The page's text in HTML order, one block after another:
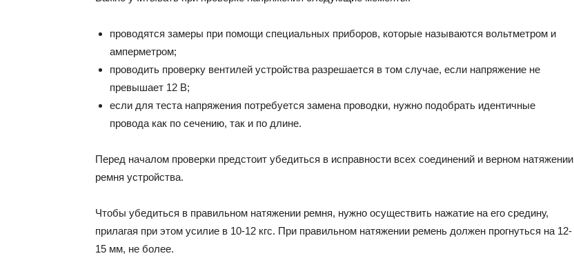
проводятся замеры при помощи специальных приборов, которые называются вольтметром и
амперметром;
проводить проверку вентилей устройства разрешается в том случае, если напряжение не
превышает 12 В;
если для теста напряжения потребуется замена проводки, нужно подобрать идентичные
провода как по сечению, так и по длине.
Перед началом проверки предстоит убедиться в исправности всех соединений и верном натяжении
ремня устройства.
Чтобы убедиться в правильном натяжении ремня, нужно осуществить нажатие на его средину,
прилагая при этом усилие в 10-12 кгс. При правильном натяжении ремень должен прогнуться на 12-
15 мм, не более.